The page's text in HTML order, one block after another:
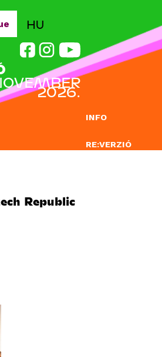
to navigation
INFO
RE:VERZIÓ
HU
2026.
Republic